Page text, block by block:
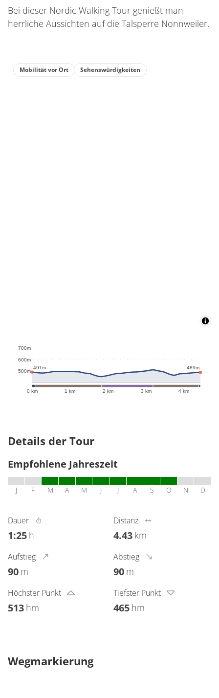
Bei dieser Nordic Walking Tour genießt man
herrliche Aussichten auf die Talsperre Nonnweiler.
Mobilität vor Ort Sehenswürdigkeiten
0 km 1 km 2 km 3 km 4 km
500m
600m
700m
491m 489m
Details der Tour
Empfohlene Jahreszeit
J F M A M J J A S O N D
Dauer
1:25 h
Distanz
4.43 km
Aufstieg
90 m
Abstieg
90 m
Höchster Punkt
513 hm
Tiefster Punkt
465 hm
Wegmarkierung